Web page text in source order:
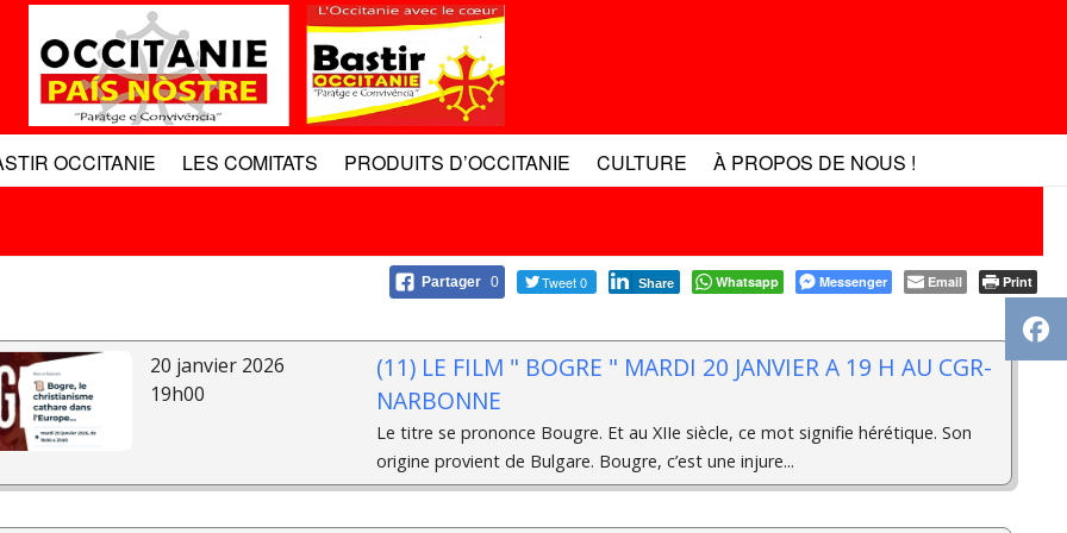
OCCITANIE LES COMITATS PRODUITS D’OCCITANIE CULTURE À PROPOS DE NOUS !
Partager 0 Tweet 0 Share Whatsapp Messenger Email Print
20 janvier 2026
19h00
(11) LE FILM " BOGRE " MARDI 20 JANVIER A 19 H AU CGR-
NARBONNE
Le titre se prononce Bougre. Et au XIIe siècle, ce mot signifie hérétique. Son
origine provient de Bulgare. Bougre, c’est une injure...